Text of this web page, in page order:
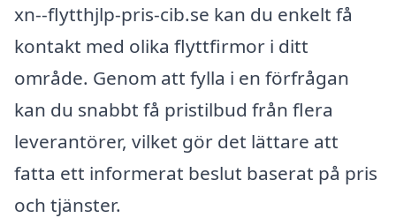
xn--flytthjlp-pris-cib.se kan du enkelt få
kontakt med olika flyttfirmor i ditt
område. Genom att fylla i en förfrågan
kan du snabbt få pristilbud från flera
leverantörer, vilket gör det lättare att
fatta ett informerat beslut baserat på pris
och tjänster.